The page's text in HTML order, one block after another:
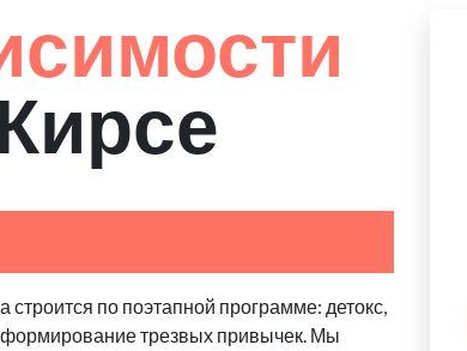
строится по поэтапной программе: детокс,
формирование трезвых привычек. Мы